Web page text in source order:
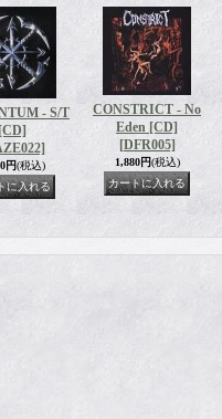
- S/T
[CD]
円(税込)
CONSTRICT - No
Eden [CD]
[DFR005]
1,880円(税込)